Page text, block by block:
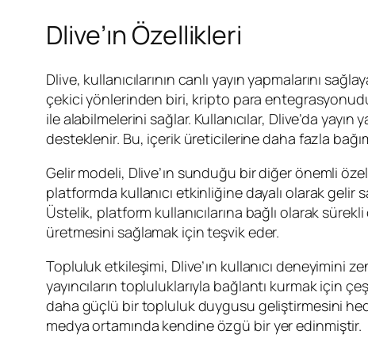
Dlive’ın Özellikleri
Dlive, kullanıcılarının canlı yayın yapmalarını
çekici yönlerinden biri, kripto para
ile alabilmelerini sağlar. Kullanıcılar, Dlive’da
desteklenir. Bu, içerik üreticilerine daha fazla
Gelir modeli, Dlive’ın sunduğu bir diğer önemli
platformda kullanıcı etkinliğine dayalı olarak gelir
Üstelik, platform kullanıcılarına bağlı olarak
üretmesini sağlamak için teşvik eder.
Topluluk etkileşimi, Dlive’ın kullanıcı deneyimini
yayıncıların topluluklarıyla bağlantı kurmak için
daha güçlü bir topluluk duygusu geliştirmesini
medya ortamında kendine özgü bir yer edinmiştir.